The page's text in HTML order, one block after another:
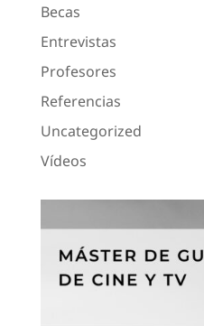
Becas
Entrevistas
Profesores
Referencias
Uncategorized
Vídeos